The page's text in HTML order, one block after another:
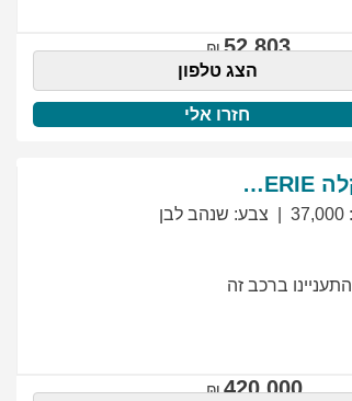
52,803
הצג טלפון
חזרו אלי
PRIMASERIE
:
37,000 צבע: שנהב לבן
ברכב זה
420,000